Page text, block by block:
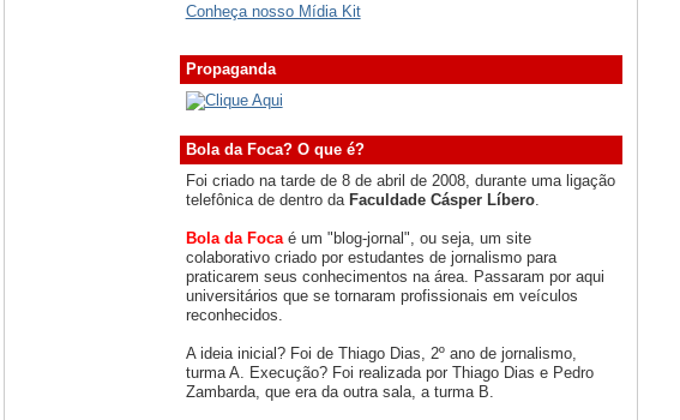
Conheça nosso Mídia Kit
Propaganda
Bola da Foca? O que é?
Foi criado na tarde de 8 de abril de 2008, durante uma ligação
telefônica de dentro da Faculdade Cásper Líbero.
Bola da Foca é um "blog-jornal", ou seja, um site
colaborativo criado por estudantes de jornalismo para
praticarem seus conhecimentos na área. Passaram por aqui
universitários que se tornaram profissionais em veículos
reconhecidos.
A ideia inicial? Foi de Thiago Dias, 2º ano de jornalismo,
turma A. Execução? Foi realizada por Thiago Dias e Pedro
Zambarda, que era da outra sala, a turma B.